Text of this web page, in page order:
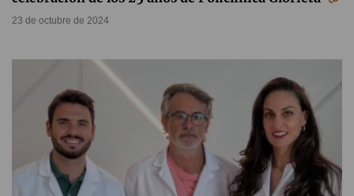
23 de octubre de 2024